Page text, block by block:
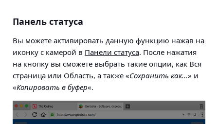
Панель статуса
Вы можете активировать данную функцию нажав на
иконку с камерой в Панели статуса. После нажатия
на кнопку вы сможете выбрать такие опции, как Вся
страница или Область, а также «Сохранить как…» и
«Копировать в буфер«.